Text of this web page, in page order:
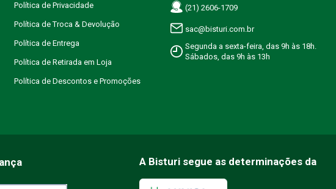
Política de Privacidade
Política de Troca & Devolução
Política de Entrega
Política de Retirada em Loja
Política de Descontos e Promoções
(21) 2606-1709
sac@bisturi.com.br
Segunda a sexta-feira, das 9h às 18h.
Sábados, das 9h às 13h
A Bisturi segue as determinações da